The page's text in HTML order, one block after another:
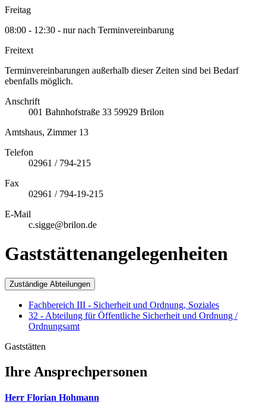
Freitag
08:00 - 12:30 - nur nach Terminvereinbarung
Freitext
Terminvereinbarungen außerhalb dieser Zeiten sind bei Bedarf
ebenfalls möglich.
Anschrift
001 Bahnhofstraße 33 59929 Brilon
Amtshaus, Zimmer 13
Telefon
02961 / 794-215
Fax
02961 / 794-19-215
E-Mail
c.sigge@brilon.de
Gaststättenangelegenheiten
Zuständige Abteilungen
Fachbereich III - Sicherheit und Ordnung, Soziales
32 - Abteilung für Öffentliche Sicherheit und Ordnung /
Ordnungsamt
Gaststätten
Ihre Ansprechpersonen
Herr Florian Hohmann